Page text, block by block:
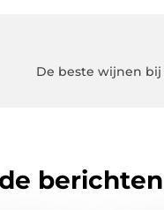
De beste wijnen
berichten